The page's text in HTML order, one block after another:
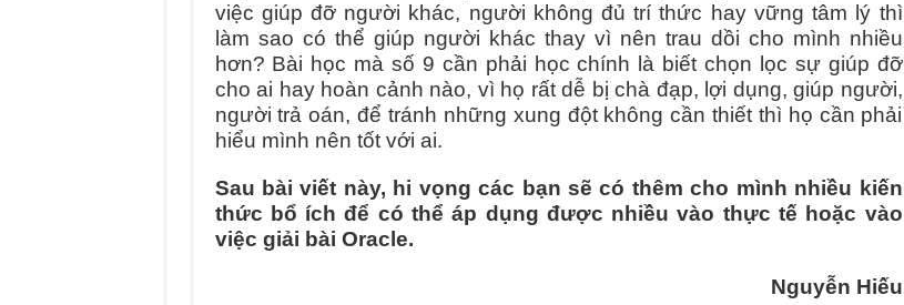
việc giúp đỡ người khác, người không đủ trí thức hay vững tâm lý thì
làm sao có thể giúp người khác thay vì nên trau dồi cho mình nhiều
hơn? Bài học mà số 9 cần phải học chính là biết chọn lọc sự giúp đỡ
cho ai hay hoàn cảnh nào, vì họ rất dễ bị chà đạp, lợi dụng, giúp người,
người trả oán, để tránh những xung đột không cần thiết thì họ cần phải
hiểu mình nên tốt với ai.
Sau bài viết này, hi vọng các bạn sẽ có thêm cho mình nhiều kiến
thức bổ ích để có thể áp dụng được nhiều vào thực tế hoặc vào
việc giải bài Oracle.
Nguyễn Hiếu